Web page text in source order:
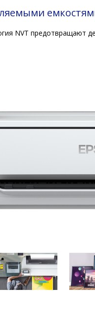
NVT предотвращают